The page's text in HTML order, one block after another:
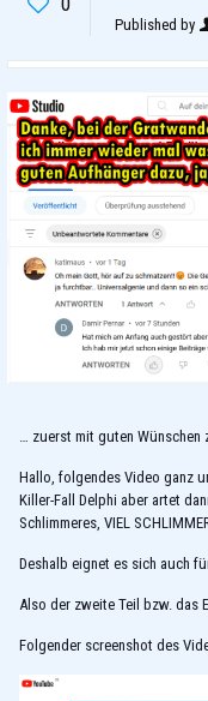
Published by
… zuerst mit guten
Hallo, folgendes Video ganz
Killer-Fall Delphi aber artet
Schlimmeres, VIEL
Deshalb eignet es sich auch
Also der zweite Teil bzw. das
Folgender screenshot des